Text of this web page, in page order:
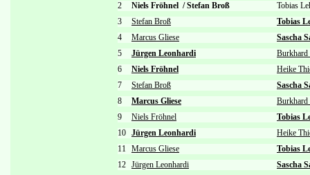
2
Niels Fröhnel /Stefan Broß
Tobias
3
Stefan Broß
Tobias
4
Marcus Gliese
Sascha
5
Jürgen Leonhardi
Burkhard
6
Niels Fröhnel
Heike
7
Stefan Broß
Sascha
8
Marcus Gliese
Burkhard
9
Niels Fröhnel
Tobias
10 Jürgen Leonhardi
Heike
11 Marcus Gliese
Tobias
12 Jürgen Leonhardi
Sascha